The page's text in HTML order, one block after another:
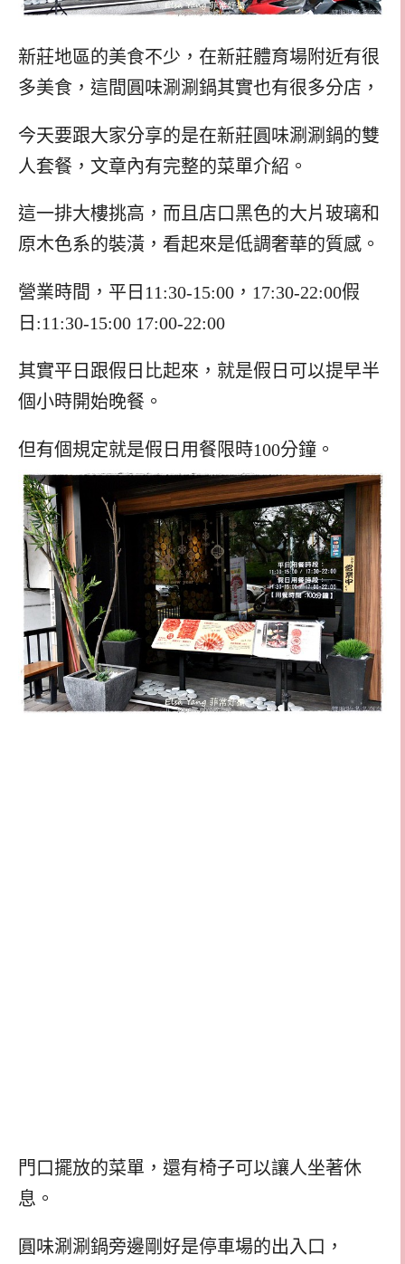
新莊地區的美食不少，在新莊體育場附近有很
多美食，這間圓味涮涮鍋其實也有很多分店，
今天要跟大家分享的是在新莊圓味涮涮鍋的雙
人套餐，文章內有完整的菜單介紹。
這一排大樓挑高，而且店口黑色的大片玻璃和
原木色系的裝潢，看起來是低調奢華的質感。
營業時間，平日11:30-15:00，17:30-22:00假
日:11:30-15:00 17:00-22:00
其實平日跟假日比起來，就是假日可以提早半
個小時開始晚餐。
但有個規定就是假日用餐限時100分鐘。
門口擺放的菜單，還有椅子可以讓人坐著休
息。
圓味涮涮鍋旁邊剛好是停車場的出入口，